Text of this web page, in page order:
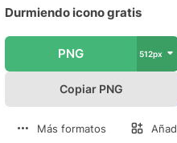
Durmiendo icono gratis
PNG 512px
Copiar PNG
Más formatos